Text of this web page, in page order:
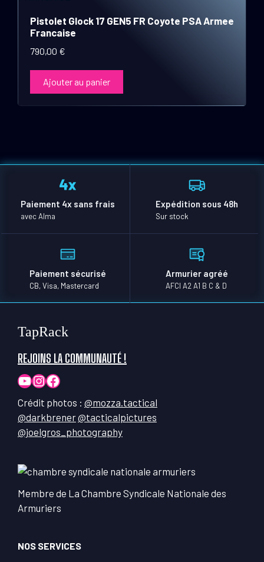
Pistolet Glock 17 GEN5 FR Coyote PSA Armee
Francaise
790,00 €
Ajouter au panier
Paiement 4x sans frais
avec Alma
Expédition sous 48h
Sur stock
Paiement sécurisé
CB, Visa, Mastercard
Armurier agréé
AFCI A2 A1 B C & D
TapRack
REJOINS LA COMMUNAUTÉ !
YouTube
Instagram
Facebook
Crédit photos : @mozza.tactical
@darkbrener@tacticalpictures
@joelgros_photography
Membre de La Chambre Syndicale Nationale des
Armuriers
NOS SERVICES